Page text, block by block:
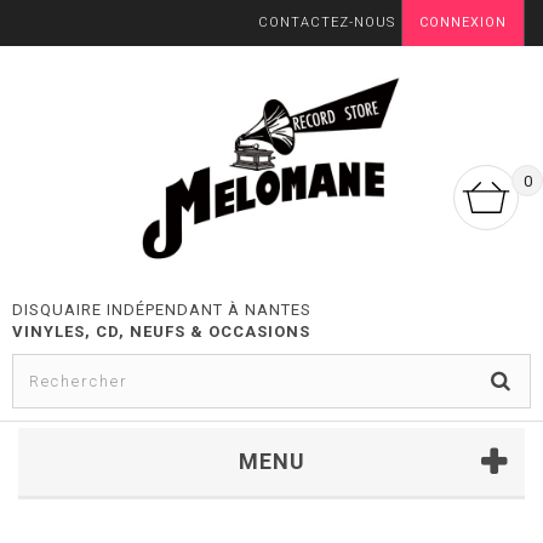
CONNEXION
CONTACTEZ-NOUS
0
DISQUAIRE INDÉPENDANT À NANTES
VINYLES, CD, NEUFS & OCCASIONS
MENU